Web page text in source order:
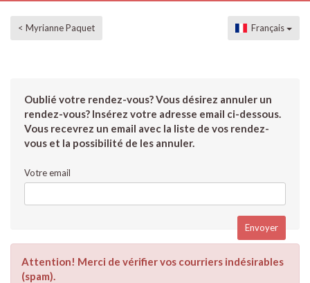
< Myrianne Paquet Français
Oublié votre rendez-vous? Vous désirez annuler un
rendez-vous? Insérez votre adresse email ci-dessous.
Vous recevrez un email avec la liste de vos rendez-
vous et la possibilité de les annuler.
Votre email
Attention! Merci de vérifier vos courriers indésirables
(spam).